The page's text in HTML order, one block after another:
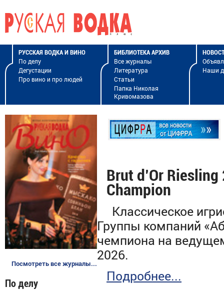
РУССКАЯ ВОДКА И ВИНО
По делу
Дегустации
Про вино и про людей
БИБЛИОТЕКА АРХИВ
Все журналы
Литература
Статьи
Папка Николая
Кривомазова
Наши
Посмотреть все журналы...
По делу
Brut d’Or
Champion
Классическое
Группы компаний
чемпиона на
2026.
Подробнее...